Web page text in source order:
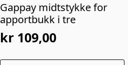
Gappay midtstykke for
apportbukk i tre
kr 109,00